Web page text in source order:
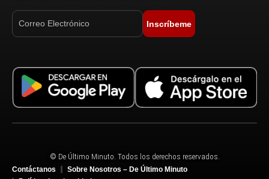
Inscríbeme
© De Último Minuto. Todos los derechos reservados.
Contáctanos
Sobre Nosotros – De Último Minuto